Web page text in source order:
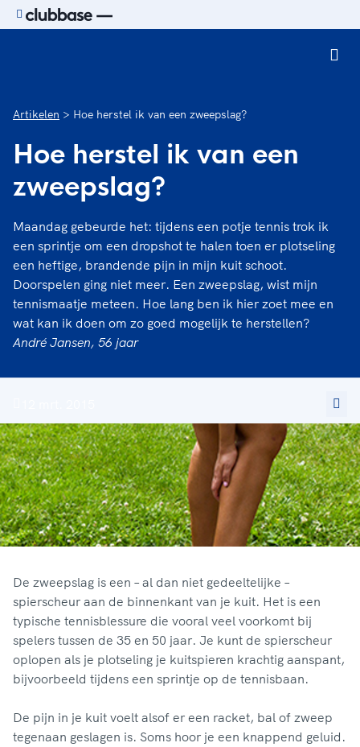
Artikelen Hoe herstel ik van een zweepslag?
Hoe herstel ik van een
zweepslag?
Maandag gebeurde het: tijdens een potje tennis trok ik
een sprintje om een dropshot te halen toen er plotseling
een heftige, brandende pijn in mijn kuit schoot.
Doorspelen ging niet meer. Een zweepslag, wist mijn
tennismaatje meteen. Hoe lang ben ik hier zoet mee en
wat kan ik doen om zo goed mogelijk te herstellen?
André Jansen, 56 jaar
De zweepslag is een – al dan niet gedeeltelijke –
spierscheur aan de binnenkant van je kuit. Het is een
typische tennisblessure die vooral veel voorkomt bij
spelers tussen de 35 en 50 jaar. Je kunt de spierscheur
oplopen als je plotseling je kuitspieren krachtig aanspant,
bijvoorbeeld tijdens een sprintje op de tennisbaan.
De pijn in je kuit voelt alsof er een racket, bal of zweep
tegenaan geslagen is. Soms hoor je een knappend geluid.